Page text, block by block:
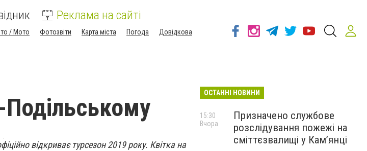
Реклама на сайті
/ Мото Фотозвіти Карта міста Погода
Довідкова
Подільському
відкриває турсезон 2019 року. Квітка на
ОСТАННІ НОВИНИ
Призначено службове
розслідування пожежі на
сміттєзвалищі у Кам’янці
15:30
Вчора